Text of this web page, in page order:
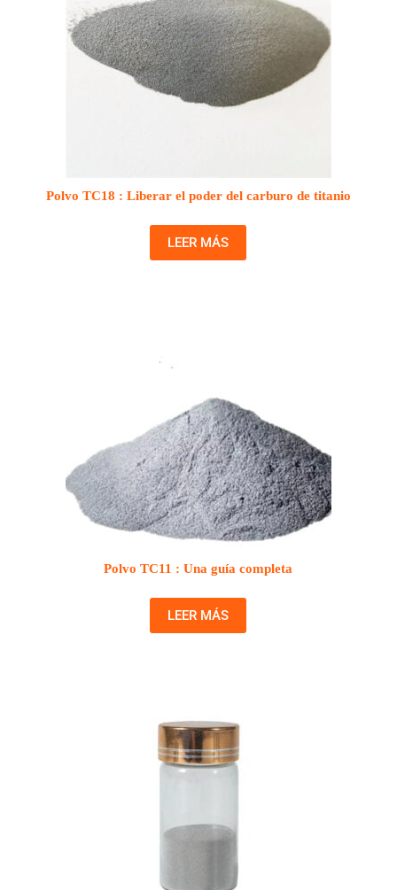
Polvo TC18 : Liberar el poder del carburo de titanio
LEER MÁS
Polvo TC11 : Una guía completa
LEER MÁS